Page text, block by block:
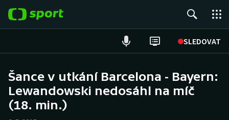
SLEDOVAT
Hokej
Šance v utkání Barcelona - Bayern:
Lewandowski nedosáhl na míč
(18. min.)